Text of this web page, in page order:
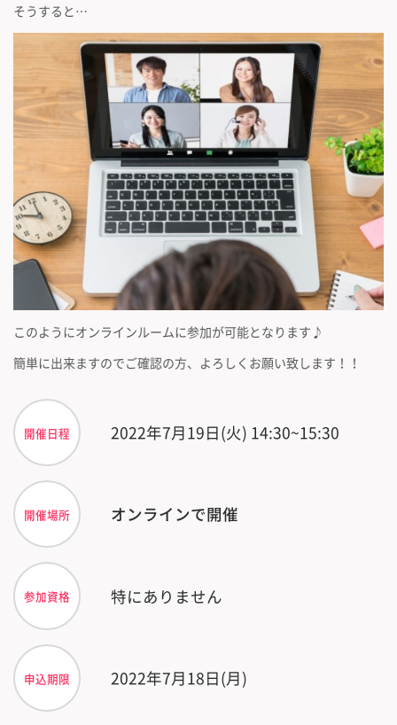
そうすると…
このようにオンラインルームに参加が可能となります♪
簡単に出来ますのでご確認の方、よろしくお願い致します！！
開催日程 2022年7月19日(火) 14:30~15:30
開催場所 オンラインで開催
参加資格 特にありません
申込期限 2022年7月18日(月)